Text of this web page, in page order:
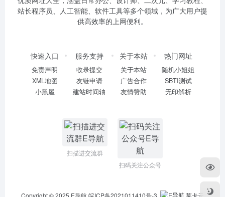
站长程序员、人工智能、软件工具等多个领域，为广大用户提
供高效率的上网便利。
快速入口
免责声明
XML地图
小黑屋
服务支持
收录提交
友链申请
建站时间轴
关于本站
关于本站
广告合作
友情赞助
热门网址
随机小姐姐
SBTI测试
无印解析
扫描进交流群
扫码关注公众号
Copyright © 2025 E导航皖ICP备2021011410号-3 莱卡云